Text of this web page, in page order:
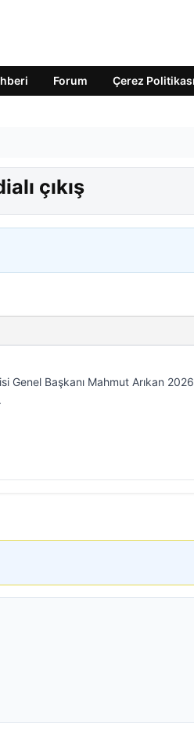
Forum Çerez Politikası
çıkış
Genel Başkanı Mahmut Arıkan 2026